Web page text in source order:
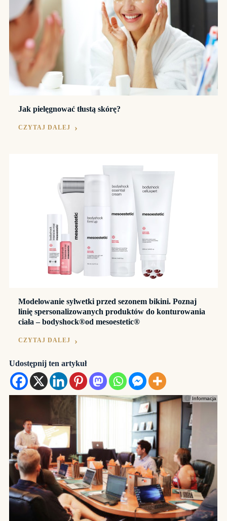
Jak pielęgnować tłustą skórę?
CZYTAJ DALEJ
Modelowanie sylwetki przed sezonem bikini. Poznaj
linię spersonalizowanych produktów do konturowania
ciała – bodyshock®od mesoestetic®
CZYTAJ DALEJ
Udostępnij ten artykuł